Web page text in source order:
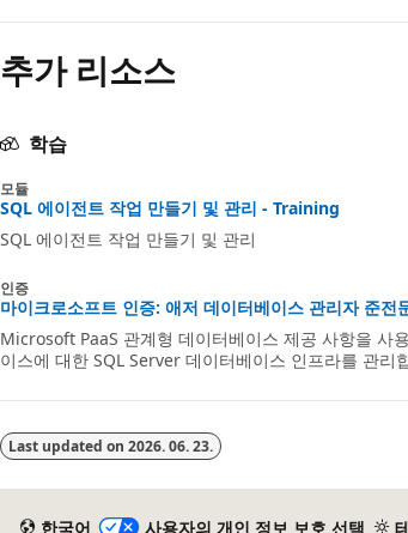
추가 리소스
학습
모듈
SQL 에이전트 작업 만들기 및 관리 - Training
SQL 에이전트 작업 만들기 및 관리
인증
마이크로소프트 인증: 애저 데이터베이스 관리자 준
Microsoft PaaS 관계형 데이터베이스 제공 사항을 사
이스에 대한 SQL Server 데이터베이스 인프라를 관리
Last updated on 2026. 06. 23.
한국어 사용자의 개인 정보 보호 선택